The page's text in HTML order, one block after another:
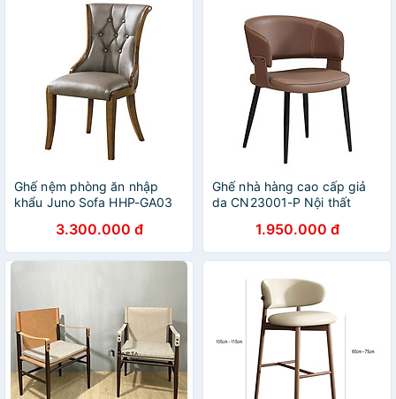
Ghế nệm phòng ăn nhập
khẩu Juno Sofa HHP-GA03
3.300.000 đ
Ghế nhà hàng cao cấp giả
da CN23001-P Nội thất
1.950.000 đ